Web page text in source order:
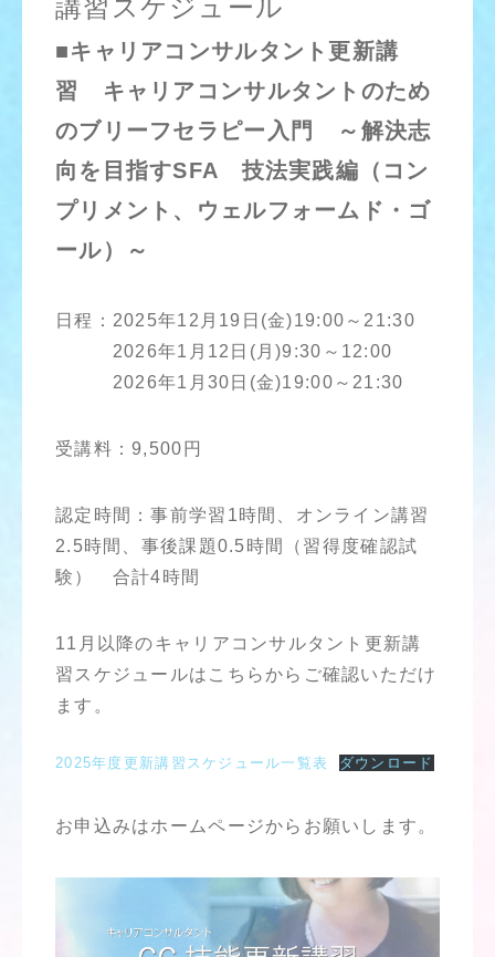
講習スケジュール
■キャリアコンサルタント更新講
習 キャリアコンサルタントのため
のブリーフセラピー入門 ～解決志
向を目指すSFA 技法実践編（コン
プリメント、ウェルフォームド・ゴ
ール）～
日程：2025年12月19日(金)19:00～21:30
2026年1月12日(月)9:30～12:00
2026年1月30日(金)19:00～21:30
受講料：9,500円
認定時間：事前学習1時間、オンライン講習
2.5時間、事後課題0.5時間（習得度確認試
験） 合計4時間
11月以降のキャリアコンサルタント更新講
習スケジュールはこちらからご確認いただけ
ます。
2025年度更新講習スケジュール一覧表 ダウンロード
お申込みはホームページからお願いします。